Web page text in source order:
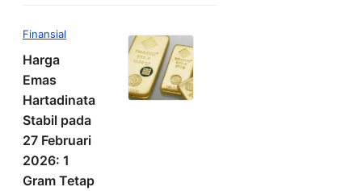
Finansial
Harga
Emas
Hartadinata
Stabil pada
27 Februari
2026: 1
Gram Tetap